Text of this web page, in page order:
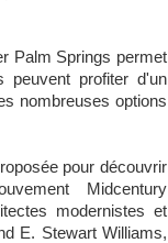
Palm Springs permet
peuvent profiter d'un
nombreuses options
pour découvrir
Midcentury
modernistes et
E. Stewart Williams,